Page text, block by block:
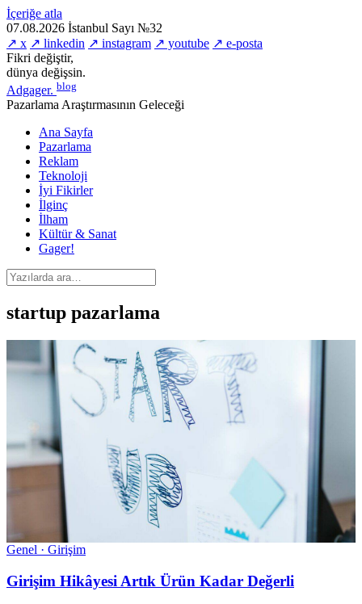
İçeriğe atla
07.08.2026 İstanbul Sayı №32
↗ x ↗ linkedin ↗ instagram ↗ youtube ↗ e-posta
Fikri değiştir,
dünya değişsin.
Adgager. blog
Pazarlama Araştırmasının Geleceği
Ana Sayfa
Pazarlama
Reklam
Teknoloji
İyi Fikirler
İlginç
İlham
Kültür & Sanat
Gager!
startup pazarlama
Genel · Girişim
Girişim Hikâyesi Artık Ürün Kadar Değerli